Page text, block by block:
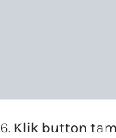
6. Klik button